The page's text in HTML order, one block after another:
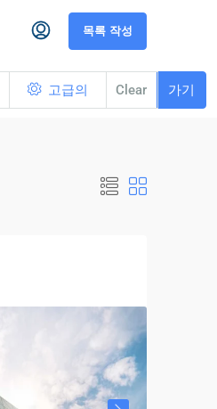
목록 작성
고급의 Clear 가기